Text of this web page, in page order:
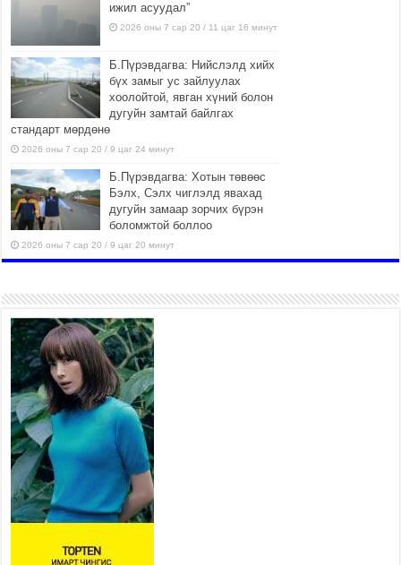
ижил асуудал”
2026 оны 7 сар 20 / 11 цаг 16 минут
Б.Пүрэвдагва: Нийслэлд хийх
бүх замыг ус зайлуулах
хоолойтой, явган хүний болон
дугуйн замтай байлгах
стандарт мөрдөнө
2026 оны 7 сар 20 / 9 цаг 24 минут
Б.Пүрэвдагва: Хотын төвөөс
Бэлх, Сэлх чиглэлд явахад
дугуйн замаар зорчих бүрэн
боломжтой боллоо
2026 оны 7 сар 20 / 9 цаг 20 минут
шугам хоолойн ажил 80
хувьтай үргэлжилж байна
2026 оны 7 сар 20 / 9 цаг 14 минут
Усархаг аадар бороо орж
байгаа тул аюулгүй байдлаа
хангаж, үер усны аюулаас
сэрэмжлэхийг нийслэлийн
Онцгой байдлын газраас анхааруулж байна
2026 оны 7 сар 20 / 9 цаг 09 минут
311 алба хаагч, 119 техник хэрэгсэлтэй ажиллаж
үер усны аюул, болзошгүй эрсдэлээс сэргийлж
байна
Аяллаа зөв төлөвлөхийг иргэдэд зөвлөж байна